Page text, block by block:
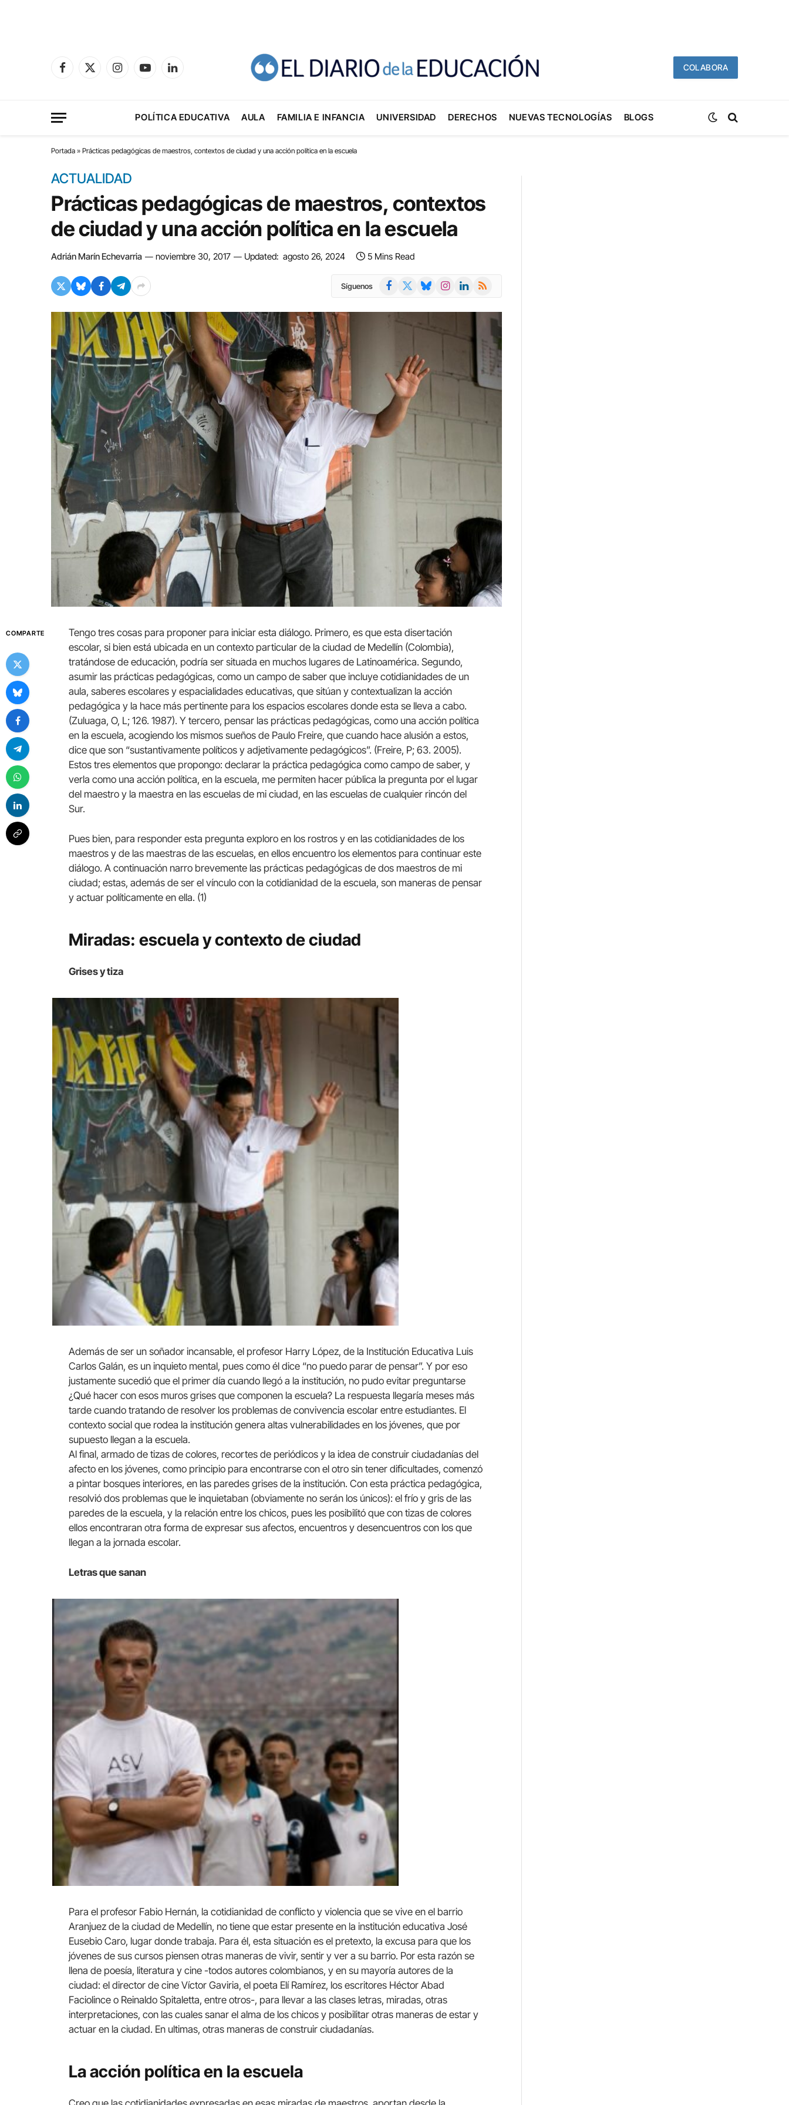
Facebook
X
InstagramYouTubeLinkedIn
COLABORA
POLÍTICA EDUCATIVA AULA FAMILIA E INFANCIA UNIVERSIDAD DERECHOS NUEVAS TECNOLOGÍAS BLOGS
Portada » Prácticas pedagógicas de maestros, contextos de ciudad y una acción política en la escuela
ACTUALIDAD
Prácticas pedagógicas de maestros, contextos
de ciudad y una acción política en la escuela
Adrián Marín Echevarria noviembre 30, 2017 Updated: agosto 26, 2024 5 Mins Read
Síguenos Facebook BlueskyInstagramLinkedIn
RSS
COMPARTE
Tengo tres cosas para proponer para iniciar esta diálogo. Primero, es que esta disertación
escolar, si bien está ubicada en un contexto particular de la ciudad de Medellín (Colombia),
tratándose de educación, podría ser situada en muchos lugares de Latinoamérica. Segundo,
asumir las prácticas pedagógicas, como un campo de saber que incluye cotidianidades de un
aula, saberes escolares y espacialidades educativas, que sitúan y contextualizan la acción
pedagógica y la hace más pertinente para los espacios escolares donde esta se lleva a cabo.
(Zuluaga, O, L; 126. 1987). Y tercero, pensar las prácticas pedagógicas, como una acción política
en la escuela, acogiendo los mismos sueños de Paulo Freire, que cuando hace alusión a estos,
dice que son “sustantivamente políticos y adjetivamente pedagógicos”. (Freire, P; 63. 2005).
Estos tres elementos que propongo: declarar la práctica pedagógica como campo de saber, y
verla como una acción política, en la escuela, me permiten hacer pública la pregunta por el lugar
del maestro y la maestra en las escuelas de mi ciudad, en las escuelas de cualquier rincón del
Sur.
Pues bien, para responder esta pregunta exploro en los rostros y en las cotidianidades de los
maestros y de las maestras de las escuelas, en ellos encuentro los elementos para continuar este
diálogo. A continuación narro brevemente las prácticas pedagógicas de dos maestros de mi
ciudad; estas, además de ser el vínculo con la cotidianidad de la escuela, son maneras de pensar
y actuar políticamente en ella. (1)
Miradas: escuela y contexto de ciudad
Grises y tiza
Además de ser un soñador incansable, el profesor Harry López, de la Institución Educativa Luis
Carlos Galán, es un inquieto mental, pues como él dice “no puedo parar de pensar”. Y por eso
justamente sucedió que el primer día cuando llegó a la institución, no pudo evitar preguntarse
¿Qué hacer con esos muros grises que componen la escuela? La respuesta llegaría meses más
tarde cuando tratando de resolver los problemas de convivencia escolar entre estudiantes. El
contexto social que rodea la institución genera altas vulnerabilidades en los jóvenes, que por
supuesto llegan a la escuela.
Al final, armado de tizas de colores, recortes de periódicos y la idea de construir ciudadanías del
afecto en los jóvenes, como principio para encontrarse con el otro sin tener dificultades, comenzó
a pintar bosques interiores, en las paredes grises de la institución. Con esta práctica pedagógica,
resolvió dos problemas que le inquietaban (obviamente no serán los únicos): el frío y gris de las
paredes de la escuela, y la relación entre los chicos, pues les posibilitó que con tizas de colores
ellos encontraran otra forma de expresar sus afectos, encuentros y desencuentros con los que
llegan a la jornada escolar.
Letras que sanan
Para el profesor Fabio Hernán, la cotidianidad de conflicto y violencia que se vive en el barrio
Aranjuez de la ciudad de Medellín, no tiene que estar presente en la institución educativa José
Eusebio Caro, lugar donde trabaja. Para él, esta situación es el pretexto, la excusa para que los
jóvenes de sus cursos piensen otras maneras de vivir, sentir y ver a su barrio. Por esta razón se
llena de poesía, literatura y cine -todos autores colombianos, y en su mayoría autores de la
ciudad: el director de cine Víctor Gaviria, el poeta Elí Ramírez, los escritores Héctor Abad
Faciolince o Reinaldo Spitaletta, entre otros-, para llevar a las clases letras, miradas, otras
interpretaciones, con las cuales sanar el alma de los chicos y posibilitar otras maneras de estar y
actuar en la ciudad. En ultimas, otras maneras de construir ciudadanías.
La acción política en la escuela